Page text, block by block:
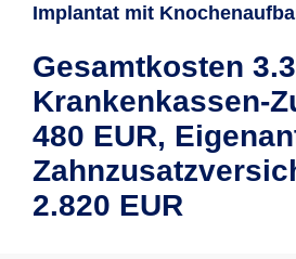
Implantat mit
Gesamtkosten
Krankenkassen-
480 EUR,
2.820 EUR